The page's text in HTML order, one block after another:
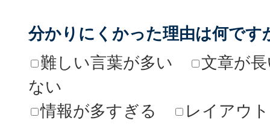
分かりにくかった理由は何です
難しい言葉が多い
文章が
ない
情報が多すぎる
レイアウ